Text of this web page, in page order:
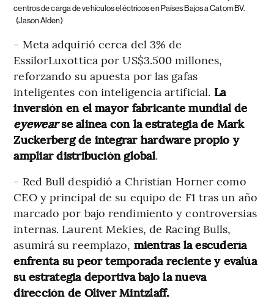
centros de carga de vehículos eléctricos en Países Bajos a Catom BV.
(Jason Alden)
- Meta adquirió cerca del 3% de
EssilorLuxottica por US$3.500 millones,
reforzando su apuesta por las gafas
inteligentes con inteligencia artificial. La
inversión en el mayor fabricante mundial de
eyewearse alinea con la estrategia de Mark
Zuckerberg de integrar hardware propio y
ampliar distribución global.
- Red Bull despidió a Christian Horner como
CEO y principal de su equipo de F1 tras un año
marcado por bajo rendimiento y controversias
internas. Laurent Mekies, de Racing Bulls,
asumirá su reemplazo, mientras la escudería
enfrenta su peor temporada reciente y evalúa
su estrategia deportiva bajo la nueva
dirección de Oliver Mintzlaff.